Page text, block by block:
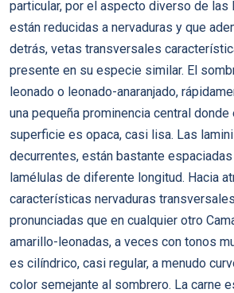
particular, por el aspecto diverso de las
están reducidas a nervaduras y que
detrás, vetas transversales
presente en su especie similar. El
leonado o leonado-anaranjado,
una pequeña prominencia central
superficie es opaca, casi lisa. Las
decurrentes, están bastante
lamélulas de diferente longitud. Hacia
características nervaduras
pronunciadas que en cualquier otro
amarillo-leonadas, a veces con tonos
es cilíndrico, casi regular, a menudo
color semejante al sombrero. La carne